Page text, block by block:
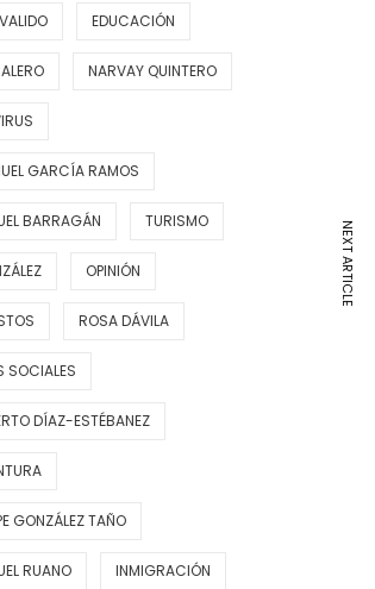
EDUCACIÓN
NARVAY QUINTERO
GARCÍA RAMOS
BARRAGÁN TURISMO
OPINIÓN
ROSA DÁVILA
SOCIALES
DÍAZ-ESTÉBANEZ
GONZÁLEZ TAÑO
RUANO INMIGRACIÓN
NEXT ARTICLE